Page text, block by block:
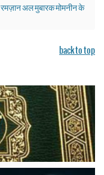
रमज़ान अल मुबारक मोमनीन के
back to top